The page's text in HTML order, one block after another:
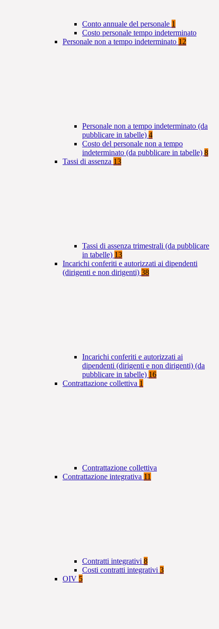
Conto annuale del personale 1
Costo personale tempo indeterminato
Personale non a tempo indeterminato 12
Personale non a tempo indeterminato (da
pubblicare in tabelle) 4
Costo del personale non a tempo
indeterminato (da pubblicare in tabelle) 8
Tassi di assenza 13
Tassi di assenza trimestrali (da pubblicare
in tabelle) 13
Incarichi conferiti e autorizzati ai dipendenti
(dirigenti e non dirigenti) 38
Incarichi conferiti e autorizzati ai
dipendenti (dirigenti e non dirigenti) (da
pubblicare in tabelle) 16
Contrattazione collettiva 1
Contrattazione collettiva
Contrattazione integrativa 11
Contratti integrativi 8
Costi contratti integrativi 3
OIV 5